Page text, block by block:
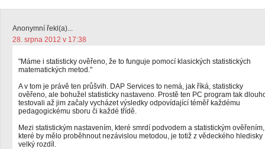
Anonymní řekl(a)...
28. srpna 2012 v 17:38
"Máme i statisticky ověřeno, že to funguje pomocí klasických statistických
matematických metod."
A v tom je právě ten průšvih. DAP Services to nemá, jak říká, statisticky
ověřeno, ale bohužel statisticky nastaveno. Prostě ten PC program tak
testovali až jim začaly vycházet výsledky odpovídající téměř každému
pedagogickému sboru či každé třídě.
Mezi statistickým nastavením, které smrdí podvodem a statistickým ověřením,
které by mělo proběhnout nezávislou metodou, je totiž z vědeckého hledisky
velký rozdíl.